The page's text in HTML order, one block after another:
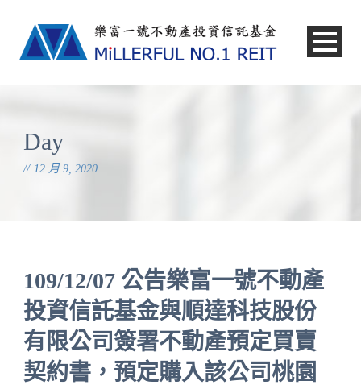
Day
12 月 9, 2020
109/12/07 公告樂富一號不動產
投資信託基金與順達科技股份
有限公司簽署不動產預定買賣
契約書，預定購入該公司桃園